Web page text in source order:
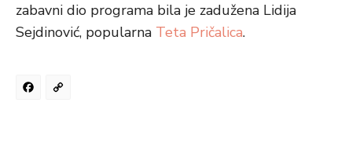
zabavni dio programa bila je zadužena Lidija
Sejdinović, popularna Teta Pričalica.
Facebook